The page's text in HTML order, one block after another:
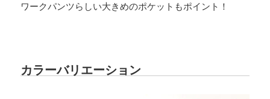
ワークパンツらしい大きめのポケットもポイント！
カラーバリエーション